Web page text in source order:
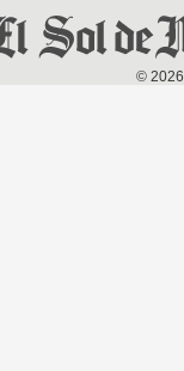
© 2026